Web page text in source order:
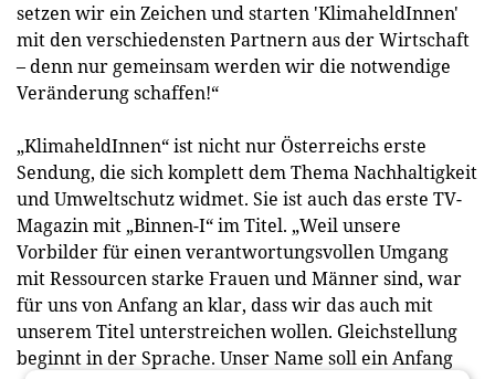
setzen wir ein Zeichen und starten 'KlimaheldInnen'
mit den verschiedensten Partnern aus der Wirtschaft
– denn nur gemeinsam werden wir die notwendige
Veränderung schaffen!“
„KlimaheldInnen“ ist nicht nur Österreichs erste
Sendung, die sich komplett dem Thema Nachhaltigkeit
und Umweltschutz widmet. Sie ist auch das erste TV-
Magazin mit „Binnen-I“ im Titel. „Weil unsere
Vorbilder für einen verantwortungsvollen Umgang
mit Ressourcen starke Frauen und Männer sind, war
für uns von Anfang an klar, dass wir das auch mit
unserem Titel unterstreichen wollen. Gleichstellung
beginnt in der Sprache. Unser Name soll ein Anfang